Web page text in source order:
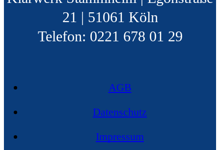
21 | 51061 Köln
Telefon: 0221 678 01 29
AGB
Datenschutz
Impressum